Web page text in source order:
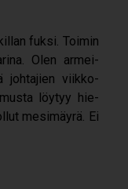
Olen armei­
joh­ta­jien viikko-​
löy­tyy hie­
mesi­mäyrä. Ei